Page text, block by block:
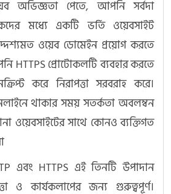
অভিজ্ঞতা পেতে, আপনি সর্বদা
মধ্যে একটি ভর্তি ওয়েবসাইট
ওয়েব ডোমেইন প্রয়োগ করতে
HTTPS প্রোটোকলটি ব্যবহার করতে
করে নিরাপত্তা সরবরাহ করে।
থাকার সময় সতর্কতা অবলম্বন
ওয়েবসাইটের সাথে কোনও ব্যক্তিগত
এবং HTTPS এই তিনটি উপাদান
ও কার্যকলাপের জন্য গুরুত্বপূর্ণ।